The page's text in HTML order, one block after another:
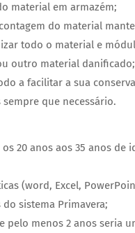
material em armazém;
do material
todo o material e
outro material danificado;
a facilitar a sua
que necessário.
20 anos aos 35 anos de
(word, Excel,
sistema Primavera;
pelo menos 2 anos seria